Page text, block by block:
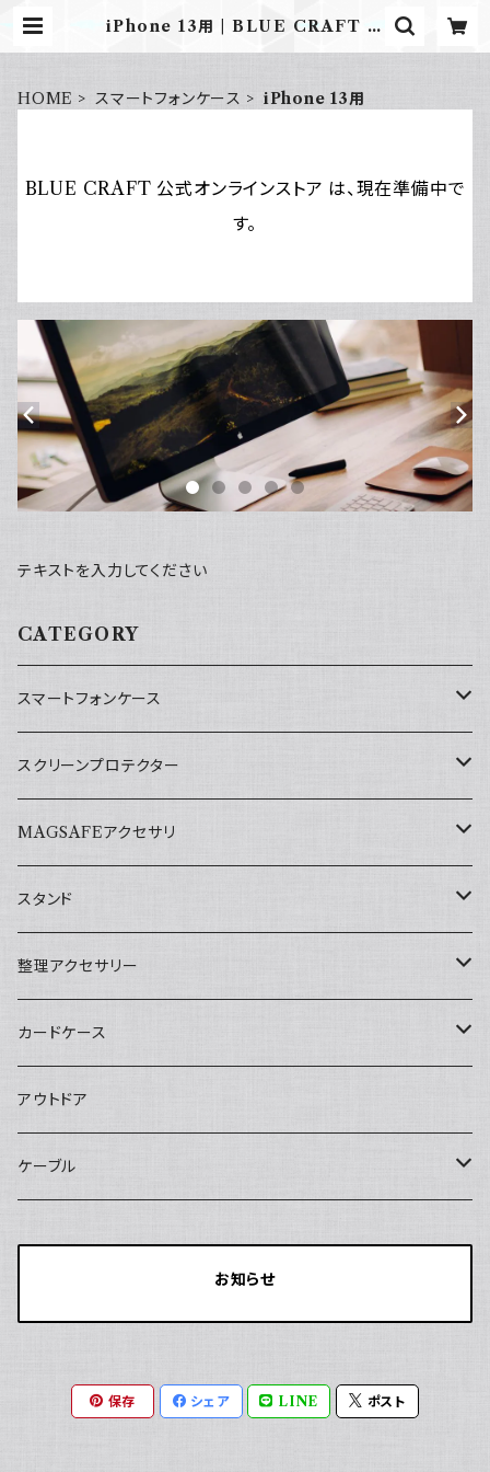
iPhone 13用 | BLUE CRAFT 公
HOME スマートフォンケース iPhone 13用
BLUE CRAFT 公式オンラインストア は、現在準備中で
す。
テキストを入力してください
CATEGORY
スマートフォンケース
iPhone 13 mini用
iPhone 13用
iPhone 13 Pro用
iPhone 13 Pro Max用
スクリーンプロテクター
iPhone 13 mini用
iPhone 13/iPhone Pro用
iPhone 13 Pro Max用
MAGSAFEアクセサリ
スマホリング
スマホスタンド
スタンド
折りたたみ式スマホ・タブレットスタンド
マグネット式スマホスタンド
整理アクセサリー
マグネット式ケーブルオーガナイザー
カードケース
SIMカードケース
最大18枚収納
メモリーカードケース
最大18枚収納
アウトドア
ケーブル
お知らせ
保存 シェア LINE ポスト